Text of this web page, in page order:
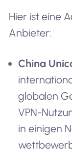
Hier ist eine
Anbieter:
China
globalen
VPN-
in einigen